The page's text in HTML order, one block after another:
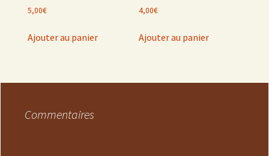
5,00€
Ajouter au panier
4,00€
Ajouter au panier
Commentaires